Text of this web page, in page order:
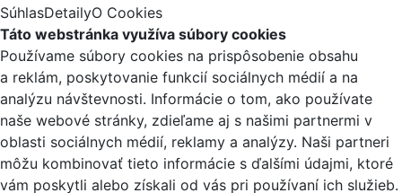
SúhlasDetailyO Cookies
Táto webstránka využíva súbory cookies
Používame súbory cookies na prispôsobenie obsahu
a reklám, poskytovanie funkcií sociálnych médií a na
analýzu návštevnosti. Informácie o tom, ako používate
naše webové stránky, zdieľame aj s našimi partnermi v
oblasti sociálnych médií, reklamy a analýzy. Naši partneri
môžu kombinovať tieto informácie s ďalšími údajmi, ktoré
vám poskytli alebo získali od vás pri používaní ich služieb.